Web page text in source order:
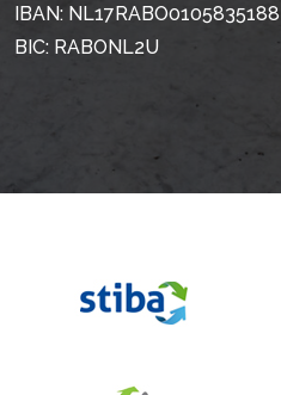
IBAN: NL17RABO0105835188
BIC: RABONL2U